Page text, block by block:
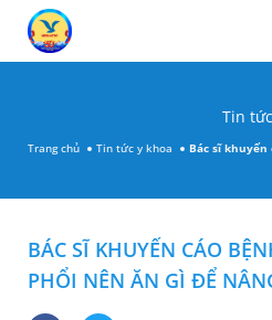
Tin tức
Trang chủ Tin tức y khoa Bác sĩ khuyến cáo
BÁC SĨ KHUYẾN CÁO
PHỔI NÊN ĂN GÌ ĐỂ